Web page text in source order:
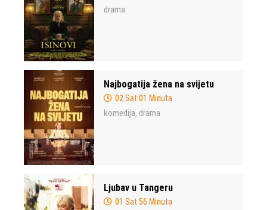
drama
Najbogatija žena na svijetu
02 Sat 01 Minuta
komedija, drama
Ljubav u Tangeru
01 Sat 56 Minuta